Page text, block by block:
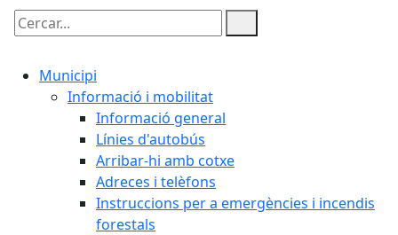
Cercar:
Municipi
Informació i mobilitat
Informació general
Línies d'autobús
Arribar-hi amb cotxe
Adreces i telèfons
Instruccions per a emergències i incendis
forestals